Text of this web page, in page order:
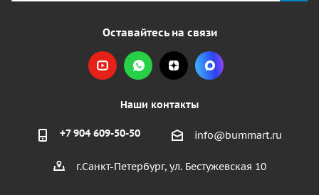
Оставайтесь на связи
Наши контакты
+7 904 609-50-50 info@bummart.ru
г.Санкт-Петербург, ул. Бестужевская 10